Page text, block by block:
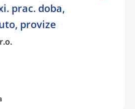
prac. doba,
provize